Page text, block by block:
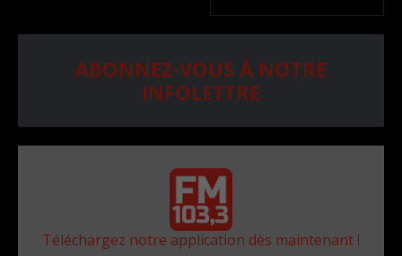
ABONNEZ-VOUS À NOTRE
INFOLETTRE
Téléchargez notre application dès maintenant !